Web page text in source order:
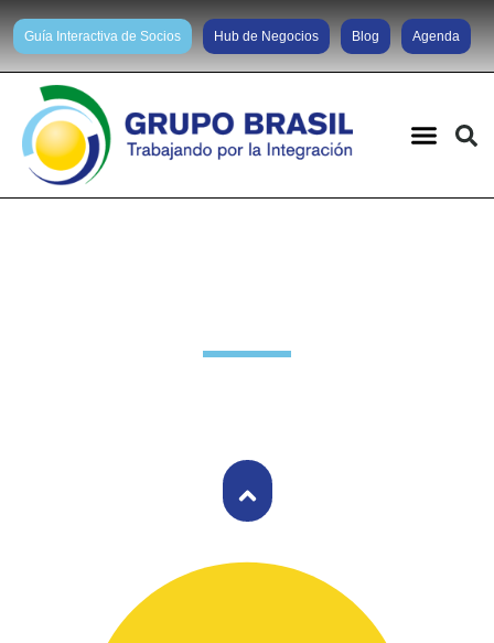
Guía Interactiva de Socios Hub de Negocios Blog Agenda